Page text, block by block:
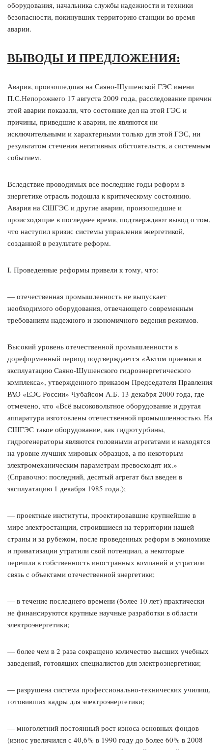
оборудования, начальника службы надежности и техники
безопасности, покинувших территорию станции во время
аварии.
ВЫВОДЫ И ПРЕДЛОЖЕНИЯ:
Авария, произошедшая на Саяно-Шушенской ГЭС имени
П.С.Непорожнего 17 августа 2009 года, расследование причин
этой аварии показали, что состояние дел на этой ГЭС и
причины, приведшие к аварии, не являются ни
исключительными и характерными только для этой ГЭС, ни
результатом стечения негативных обстоятельств, а системным
событием.
Вследствие проводимых все последние годы реформ в
энергетике отрасль подошла к критическому состоянию.
Авария на СШГЭС и другие аварии, произошедшие и
происходящие в последнее время, подтверждают вывод о том,
что наступил кризис системы управления энергетикой,
созданной в результате реформ.
I. Проведенные реформы привели к тому, что:
— отечественная промышленность не выпускает
необходимого оборудования, отвечающего современным
требованиям надежного и экономичного ведения режимов.
Высокий уровень отечественной промышленности в
дореформенный период подтверждается «Актом приемки в
эксплуатацию Саяно-Шушенского гидроэнергетического
комплекса», утвержденного приказом Председателя Правления
РАО «ЕЭС России» Чубайсом А.Б. 13 декабря 2000 года, где
отмечено, что «Всё высоковольтное оборудование и другая
аппаратура изготовлены отечественной промышленностью. На
СШГЭС такое оборудование, как гидротурбины,
гидрогенераторы являются головными агрегатами и находятся
на уровне лучших мировых образцов, а по некоторым
электромеханическим параметрам превосходят их.»
(Справочно: последний, десятый агрегат был введен в
эксплуатацию 1 декабря 1985 года.);
— проектные институты, проектировавшие крупнейшие в
мире электростанции, строившиеся на территории нашей
страны и за рубежом, после проведенных реформ в экономике
и приватизации утратили свой потенциал, а некоторые
перешли в собственность иностранных компаний и утратили
связь с объектами отечественной энергетики;
— в течение последнего времени (более 10 лет) практически
не финансируются крупные научные разработки в области
электроэнергетики;
— более чем в 2 раза сокращено количество высших учебных
заведений, готовящих специалистов для электроэнергетики;
— разрушена система профессионально-технических училищ,
готовивших кадры для электроэнергетики;
— многолетний постоянный рост износа основных фондов
(износ увеличился с 40,6% в 1990 году до более 60% в 2008